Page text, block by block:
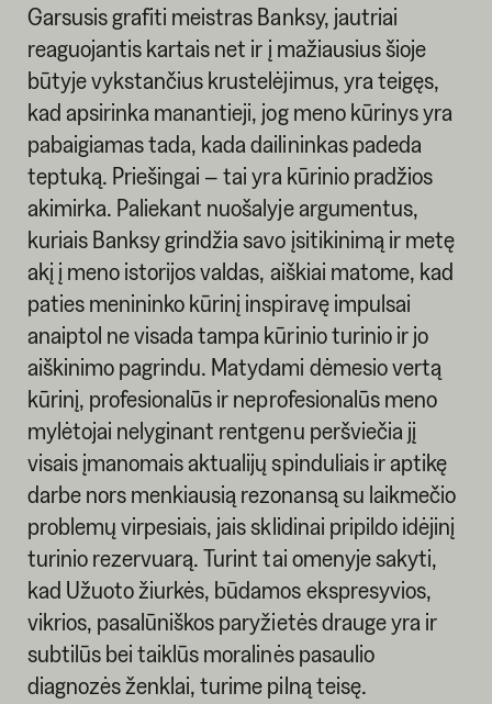
Garsusis grafiti meistras Banksy, jautriai
reaguojantis kartais net ir į mažiausius šioje
būtyje vykstančius krustelėjimus, yra teigęs,
kad apsirinka manantieji, jog meno kūrinys yra
pabaigiamas tada, kada dailininkas padeda
teptuką. Priešingai – tai yra kūrinio pradžios
akimirka. Paliekant nuošalyje argumentus,
kuriais Banksy grindžia savo įsitikinimą ir metę
akį į meno istorijos valdas, aiškiai matome, kad
paties menininko kūrinį inspiravę impulsai
anaiptol ne visada tampa kūrinio turinio ir jo
aiškinimo pagrindu. Matydami dėmesio vertą
kūrinį, profesionalūs ir neprofesionalūs meno
mylėtojai nelyginant rentgenu peršviečia jį
visais įmanomais aktualijų spinduliais ir aptikę
darbe nors menkiausią rezonansą su laikmečio
problemų virpesiais, jais sklidinai pripildo idėjinį
turinio rezervuarą. Turint tai omenyje sakyti,
kad Užuoto žiurkės, būdamos ekspresyvios,
vikrios, pasalūniškos paryžietės drauge yra ir
subtilūs bei taiklūs moralinės pasaulio
diagnozės ženklai, turime pilną teisę.